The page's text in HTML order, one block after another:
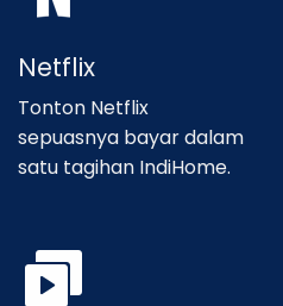
Netflix
Tonton Netflix
sepuasnya bayar dalam
satu tagihan IndiHome.